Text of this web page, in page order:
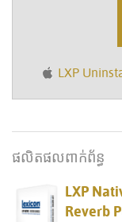
ភាសា/តំបន់
LXP
ផលិតផលពាក់ព័ន្ធ
LXP
Reverb